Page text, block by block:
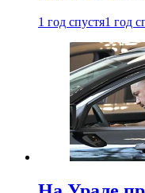
1 год спустя1 год